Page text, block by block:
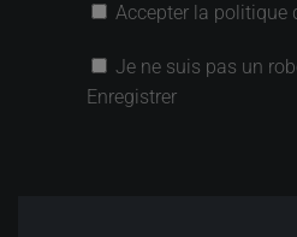
Accepter la politique
Je ne suis pas un
Enregistrer